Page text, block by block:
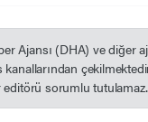
Ajansı (DHA) ve diğer
sorumlu